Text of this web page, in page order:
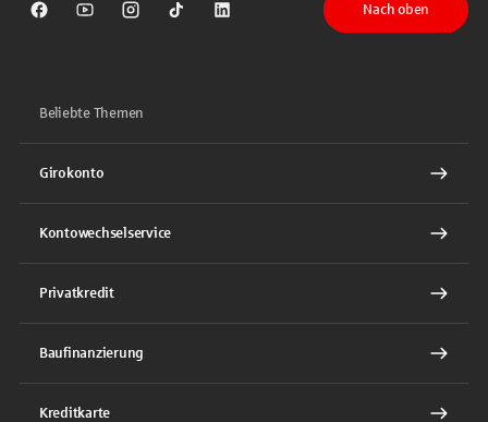
Sparkasse auf Facebook
Sparkasse auf Youtube
Sparkasse auf Instagram
Sparkasse auf TikTok
Sparkasse auf LinkedIn
Nach oben
Beliebte Themen
Girokonto
Kontowechselservice
Privatkredit
Baufinanzierung
Kreditkarte